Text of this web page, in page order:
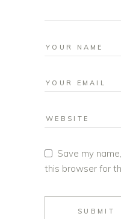
Save my
this browser for
SUBMIT